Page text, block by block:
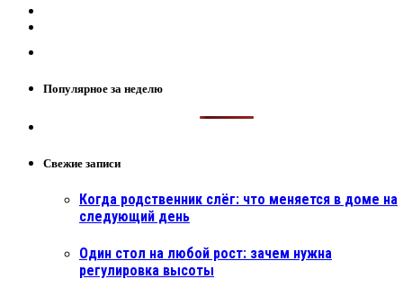
Популярное за неделю
Свежие записи
Когда родственник слёг: что меняется в доме на
следующий день
Один стол на любой рост: зачем нужна
регулировка высоты